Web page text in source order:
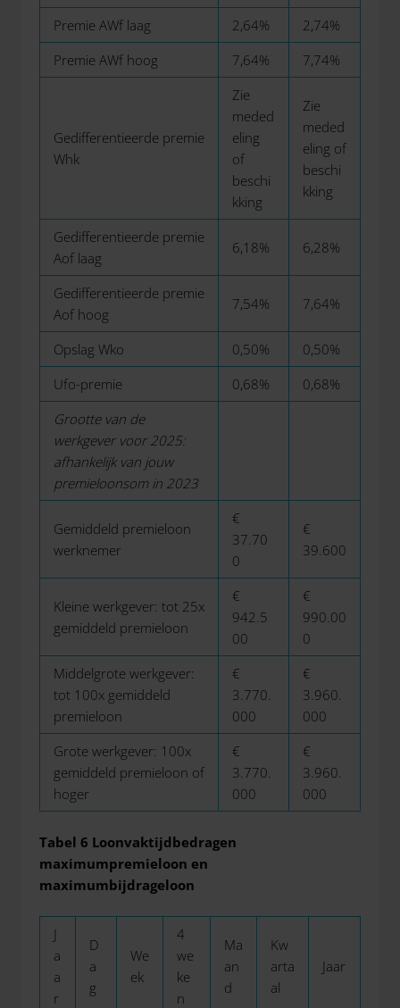
Premie AWf laag 2,64%
2,74%
Premie AWf hoog
7,64% 7,74%
Gedifferentieerde premie
Whk
Zie
meded
eling
of
beschi
kking
Zie
meded
eling of
beschi
kking
Gedifferentieerde premie
Aof laag
6,18% 6,28%
Gedifferentieerde premie
Aof hoog
7,54% 7,64%
Opslag Wko 0,50%
0,50%
Ufo-premie
0,68%
0,68%
Grootte van de
werkgever voor 2025:
afhankelijk van jouw
premieloonsom in 2023
Gemiddeld premieloon
werknemer
€
37.70
0
€
39.600
Kleine werkgever: tot 25x
gemiddeld premieloon
€
942.5
00
€
990.00
0
Middelgrote werkgever:
tot 100x gemiddeld
premieloon
€
3.770.
000
€
3.960.
000
Grote werkgever: 100x
gemiddeld premieloon of
hoger
€
3.770.
000
€
3.960.
000
Tabel 6 Loonvaktijdbedragen
maximumpremieloon en
maximumbijdrageloon
J
a
a
r
D
a
g
We
ek
4
we
ke
n
Ma
an
d
Kw
arta
al
Jaar